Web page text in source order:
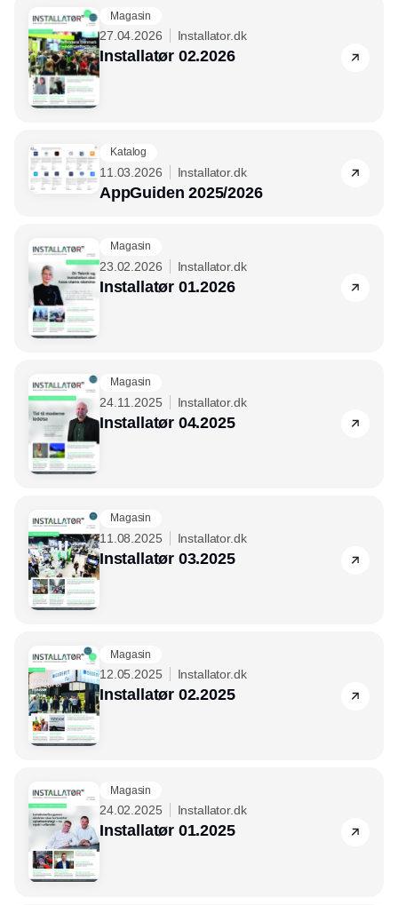
Magasin
27.04.2026 Installator.dk
Installatør 02.2026
Katalog
11.03.2026 Installator.dk
AppGuiden 2025/2026
Magasin
23.02.2026 Installator.dk
Installatør 01.2026
Magasin
24.11.2025 Installator.dk
Installatør 04.2025
Magasin
11.08.2025 Installator.dk
Installatør 03.2025
Magasin
12.05.2025 Installator.dk
Installatør 02.2025
Magasin
24.02.2025 Installator.dk
Installatør 01.2025